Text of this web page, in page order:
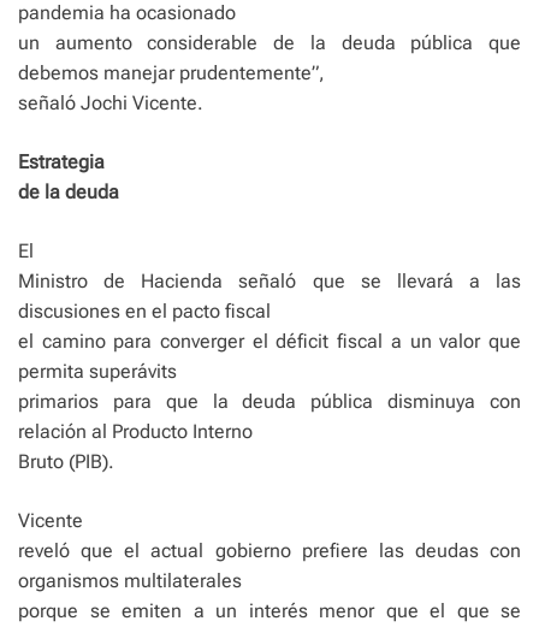
pandemia ha ocasionado
un aumento considerable de la deuda pública que
debemos manejar prudentemente”,
señaló Jochi Vicente.
Estrategia
de la deuda
El
Ministro de Hacienda señaló que se llevará a las
discusiones en el pacto fiscal
el camino para converger el déficit fiscal a un valor que
permita superávits
primarios para que la deuda pública disminuya con
relación al Producto Interno
Bruto (PIB).
Vicente
reveló que el actual gobierno prefiere las deudas con
organismos multilaterales
porque se emiten a un interés menor que el que se